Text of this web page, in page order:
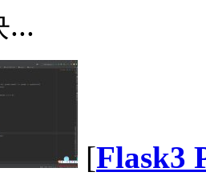
...
[Flask3